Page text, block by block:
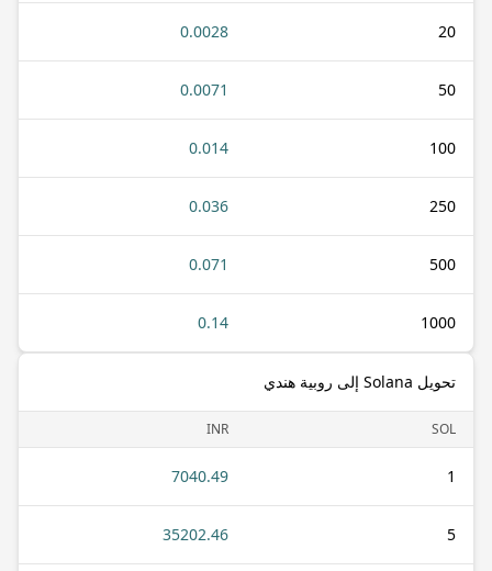
20
0.0028
50
0.0071
100
0.014
250
0.036
500
0.071
1000
0.14
تحويل Solana إلى روبية هندي
SOL
INR
1
7040.49
5
35202.46